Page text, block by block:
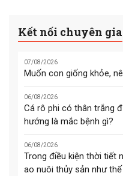
Kết nối chuyên gia
07/08/2026
Muốn con giống khỏe,
06/08/2026
Cá rô phi có thân trắng
hướng là mắc bệnh gì?
06/08/2026
Trong điều kiện thời tiết
ao nuôi thủy sản như